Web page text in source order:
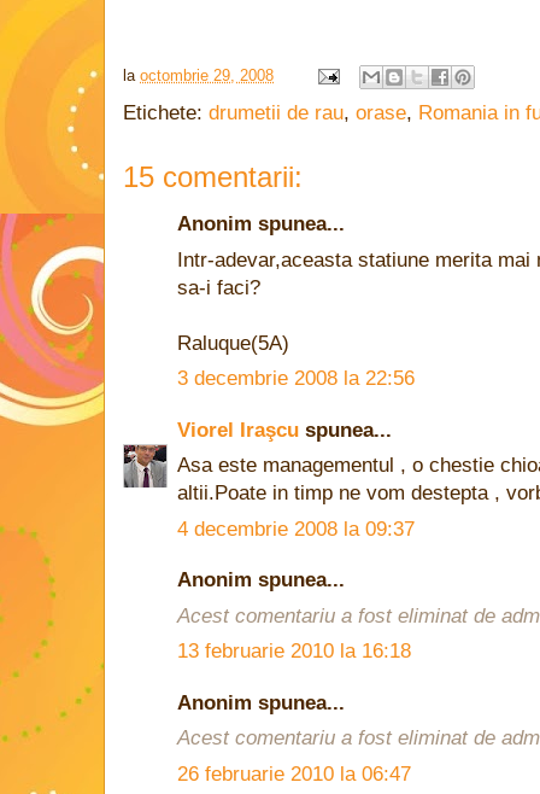
la octombrie 29, 2008
Etichete: drumetii de rau, orase, Romania in
15 comentarii:
Anonim spunea...
Intr-adevar,aceasta statiune merita
sa-i faci?
Raluque(5A)
3 decembrie 2008 la 22:56
Viorel Iraşcu spunea...
Asa este managementul , o chestie
altii.Poate in timp ne vom destepta ,
4 decembrie 2008 la 09:37
Anonim spunea...
Acest comentariu a fost eliminat de
13 februarie 2010 la 16:18
Anonim spunea...
Acest comentariu a fost eliminat de
26 februarie 2010 la 06:47